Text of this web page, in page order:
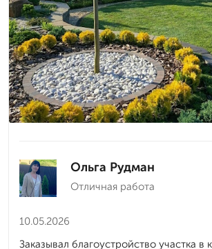
Ольга Рудман
Отличная работа
10.05.2026
Заказывал благоустройство участка в